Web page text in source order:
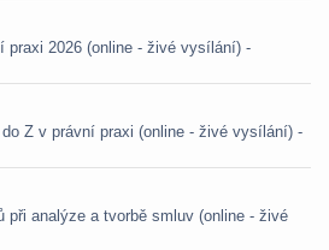
praxi 2026 (online - živé vysílání) -
Z v právní praxi (online - živé vysílání) -
při analýze a tvorbě smluv (online - živé